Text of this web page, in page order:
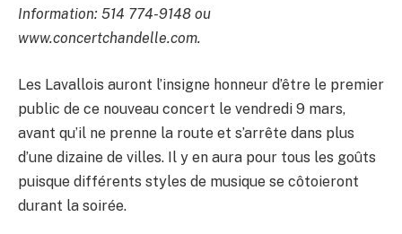
Information: 514 774-9148 ou
www.concertchandelle.com.
Les Lavallois auront l’insigne honneur d’être le premier
public de ce nouveau concert le vendredi 9 mars,
avant qu’il ne prenne la route et s’arrête dans plus
d’une dizaine de villes. Il y en aura pour tous les goûts
puisque différents styles de musique se côtoieront
durant la soirée.